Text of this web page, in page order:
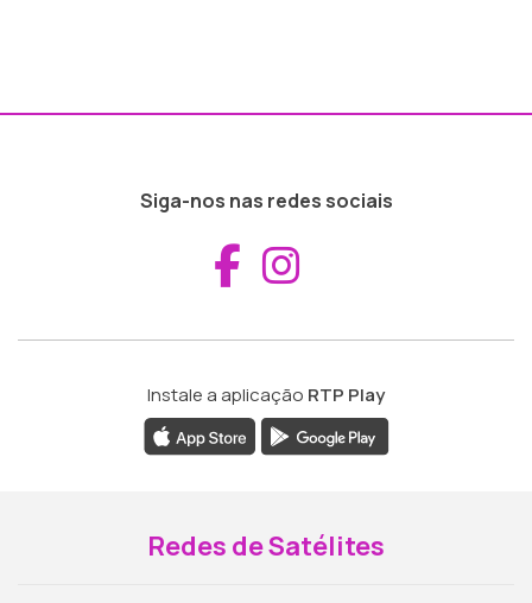
Siga-nos nas redes sociais
Aceder ao
Instale a aplicação RTP Play
Redes de Satélites